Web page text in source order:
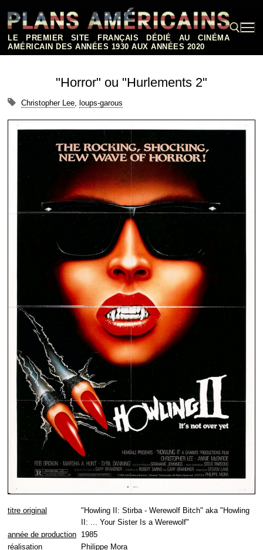
contenu
LE PREMIER SITE FRANÇAIS DÉDIÉ AU CINÉMA
AMÉRICAIN DES ANNÉES 1930 AUX ANNÉES 2020
"Horror" ou "Hurlements 2"
Christopher Lee, loups-garous
titre original
"Howling II: Stirba - Werewolf Bitch" aka "Howling
II: ... Your Sister Is a Werewolf"
année de production 1985
réalisation
Philippe Mora